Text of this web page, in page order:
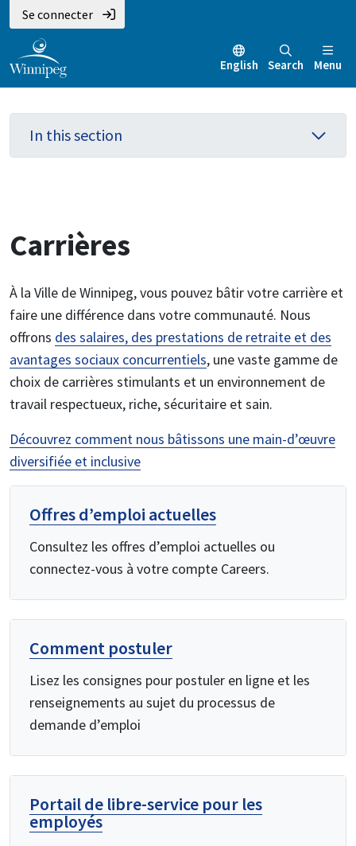
Aller
au
contenu
principal
Skip
to
main
menu
Skip
to
footer
Se connecter
English Search Menu
In this section
Carrières
À la Ville de Winnipeg, vous pouvez bâtir votre carrière et
faire une différence dans votre communauté. Nous
offrons des salaires, des prestations de retraite et des
avantages sociaux concurrentiels, une vaste gamme de
choix de carrières stimulants et un environnement de
travail respectueux, riche, sécuritaire et sain.
Découvrez comment nous bâtissons une main-d’œuvre
diversifiée et inclusive
Offres d’emploi actuelles
Consultez les offres d’emploi actuelles ou
connectez-vous à votre compte Careers.
Comment postuler
Lisez les consignes pour postuler en ligne et les
renseignements au sujet du processus de
demande d’emploi
Portail de libre-service pour les
employés